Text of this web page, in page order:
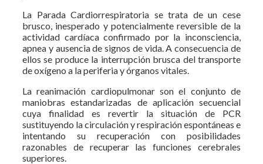
La Parada Cardiorrespiratoria se trata de un cese
brusco, inesperado y potencialmente reversible de la
actividad cardíaca confirmado por la inconsciencia,
apnea y ausencia de signos de vida. A consecuencia de
ellos se produce la interrupción brusca del transporte
de oxígeno a la periferia y órganos vitales.
La reanimación cardiopulmonar son el conjunto de
maniobras estandarizadas de aplicación secuencial
cuya finalidad es revertir la situación de PCR
sustituyendo la circulación y respiración espontáneas e
intentando su recuperación con posibilidades
razonables de recuperar las funciones cerebrales
superiores.